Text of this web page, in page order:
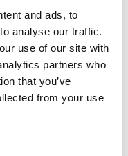
and ads, to
analyse our traffic.
use of our site with
partners who
that you’ve
from your use
um modelo
de ajuda?” e
Analise a taxa de
geradas para